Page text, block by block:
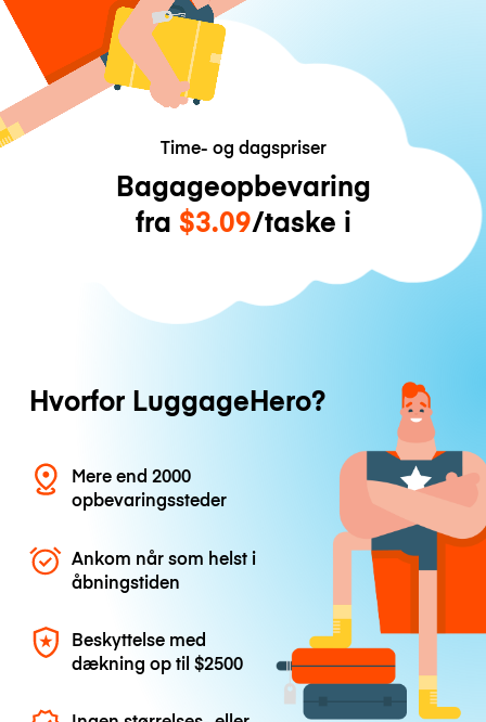
Time- og dagspriser
Bagageopbevaring
fra $3.09/taske i
Hvorfor LuggageHero?
Mere end 2000
opbevaringssteder
Ankom når som helst i
åbningstiden
Beskyttelse med
dækning op til$2500